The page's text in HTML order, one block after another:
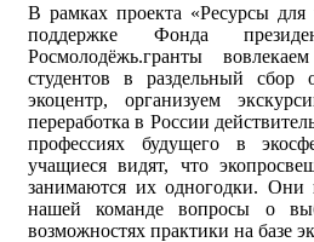
В рамках проекта «Ресурсы для
поддержке Фонда
Росмолодёжь.гранты
студентов в раздельный сбор
экоцентр, организуем
переработка в России
профессиях будущего в
учащиеся видят, что
занимаются их одногодки. Они
нашей команде вопросы о
возможностях практики на базе